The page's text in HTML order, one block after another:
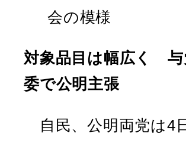
会の模様
対象品目は幅広く 与
委で公明主張
自民、公明両党は4